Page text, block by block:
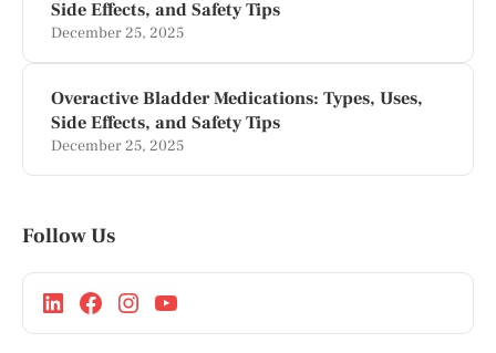
Side Effects, and Safety Tips
December 25, 2025
Overactive Bladder Medications: Types, Uses,
Side Effects, and Safety Tips
December 25, 2025
Follow Us